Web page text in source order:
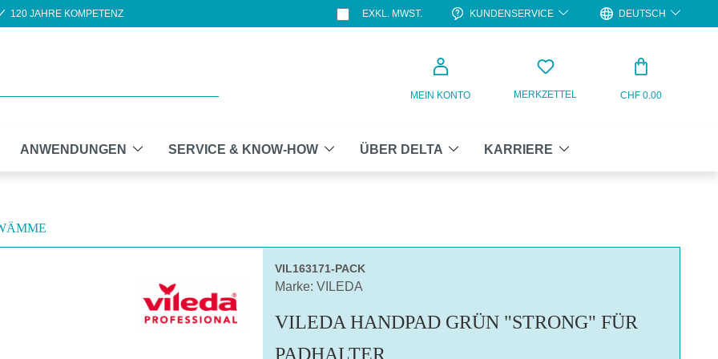
120 JAHRE KOMPETENZ EXKL. MWST. KUNDENSERVICE DEUTSCH
MEIN KONTO MERKZETTEL CHF 0.00
ANWENDUNGEN SERVICE & KNOW-HOW ÜBER DELTA KARRIERE
VIL163171-PACK
Marke: VILEDA
VILEDA HANDPAD GRÜN "STRONG" FÜR
PADHALTER